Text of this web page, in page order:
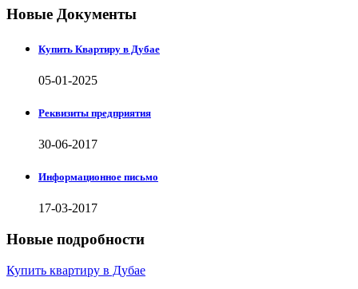
Новые Документы
Купить Квартиру в Дубае
05-01-2025
Реквизиты предприятия
30-06-2017
Информационное письмо
17-03-2017
Новые подробности
Купить квартиру в Дубае